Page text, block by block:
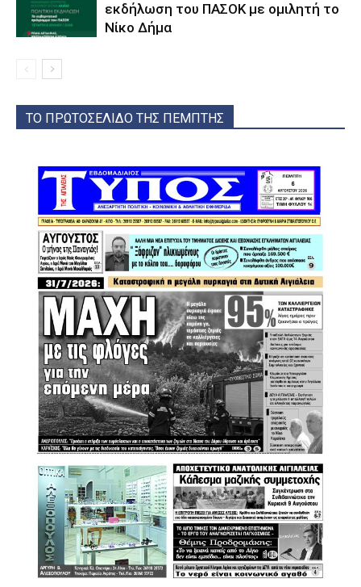
εκδήλωση του ΠΑΣΟΚ με ομιλητή το
Νίκο Δήμα
ΤΟ ΠΡΩΤΟΣΕΛΙΔΟ ΤΗΣ ΠΕΜΠΤΗΣ